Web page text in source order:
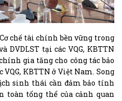
chế tài chính bền vững trong
DVDLST tại các VQG, KBTTN
gia tăng cho công tác bảo
KBTTN ở Việt Nam. Song
sinh thái cần đảm bảo tính
tổng thể của cảnh quan